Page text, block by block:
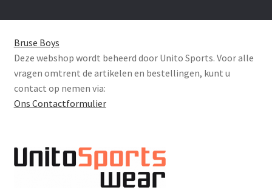
Bruse Boys
Deze webshop wordt beheerd door Unito Sports. Voor alle
vragen omtrent de artikelen en bestellingen, kunt u
contact op nemen via:
Ons Contactformulier